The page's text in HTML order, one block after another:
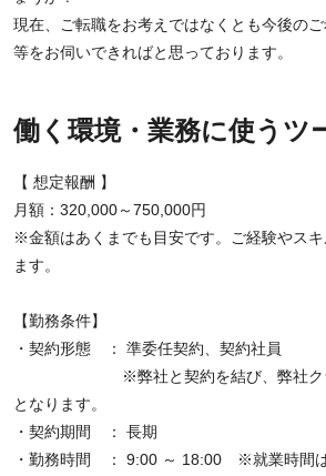
現在、ご転職をお考えではなくとも今後の
等をお伺いできればと思っております。
働く環境・業務に使うツ
【 想定報酬 】
月額：320,000～750,000円
※金額はあくまでも目安です。ご経験やス
ます。
【勤務条件】
・契約形態 ： 準委任契約、契約社員
※弊社と契約を結び、弊社クライ
となります。
・契約期間 ： 長期
・勤務時間 ： 9:00 ～ 18:00 ※就業時間